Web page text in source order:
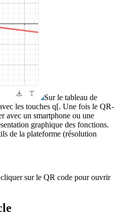
Sur le tableau de
les touches q[. Une fois le QR-
avec un smartphone ou une
graphique des fonctions.
de la plateforme (résolution
sur le QR code pour ouvrir